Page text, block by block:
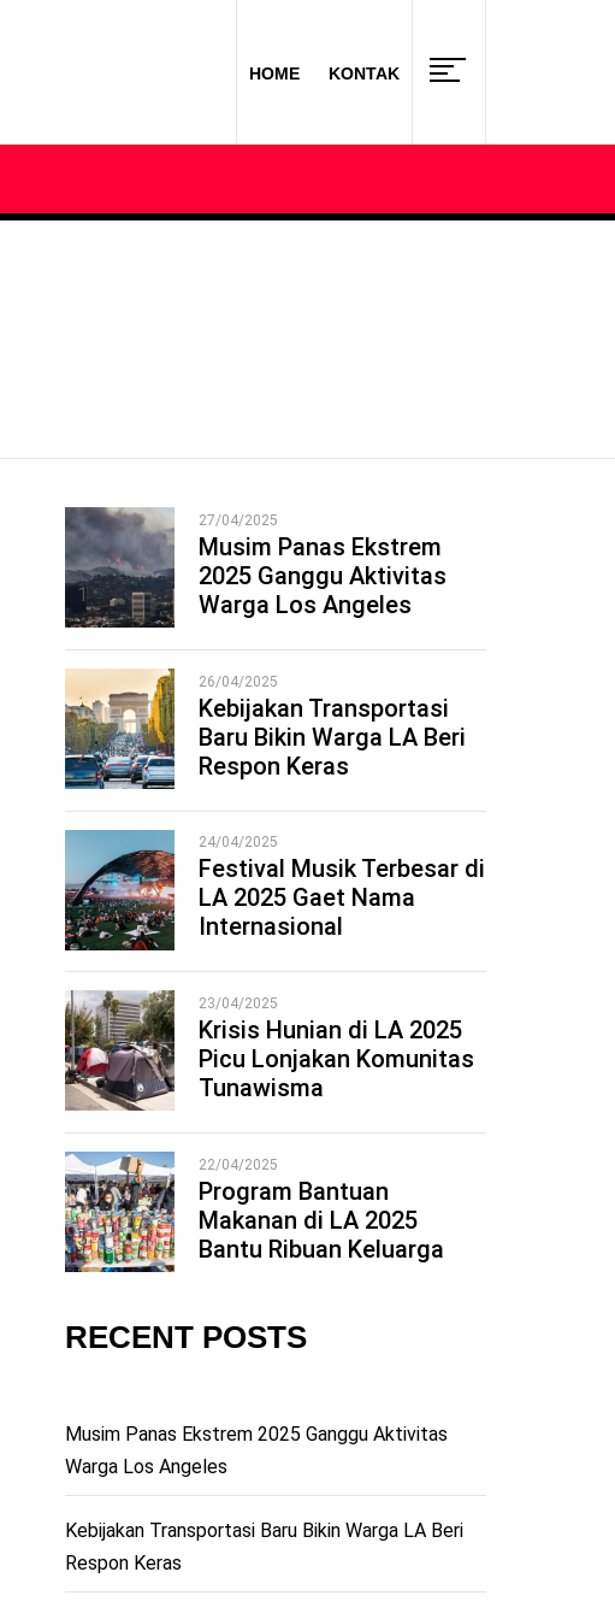
HOME KONTAK
1
27/04/2025
Musim Panas Ekstrem
2025 Ganggu Aktivitas
Warga Los Angeles
2
26/04/2025
Kebijakan Transportasi
Baru Bikin Warga LA Beri
Respon Keras
3
24/04/2025
Festival Musik Terbesar di
LA 2025 Gaet Nama
Internasional
4
23/04/2025
Krisis Hunian di LA 2025
Picu Lonjakan Komunitas
Tunawisma
5
22/04/2025
Program Bantuan
Makanan di LA 2025
Bantu Ribuan Keluarga
RECENT POSTS
Musim Panas Ekstrem 2025 Ganggu Aktivitas
Warga Los Angeles
Kebijakan Transportasi Baru Bikin Warga LA Beri
Respon Keras